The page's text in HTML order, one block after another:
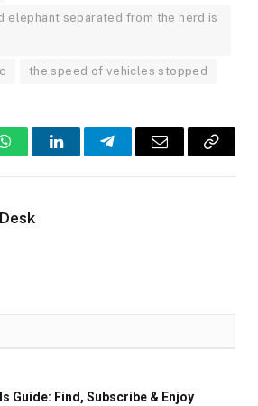
elephant separated from the herd is
the speed of vehicles stopped
WhatsAppLinkedInTelegramEmail
Copy
Guide: Find, Subscribe & Enjoy